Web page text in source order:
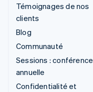
Témoignages de nos
clients
Blog
Communauté
Sessions : conférence
annuelle
Confidentialité et